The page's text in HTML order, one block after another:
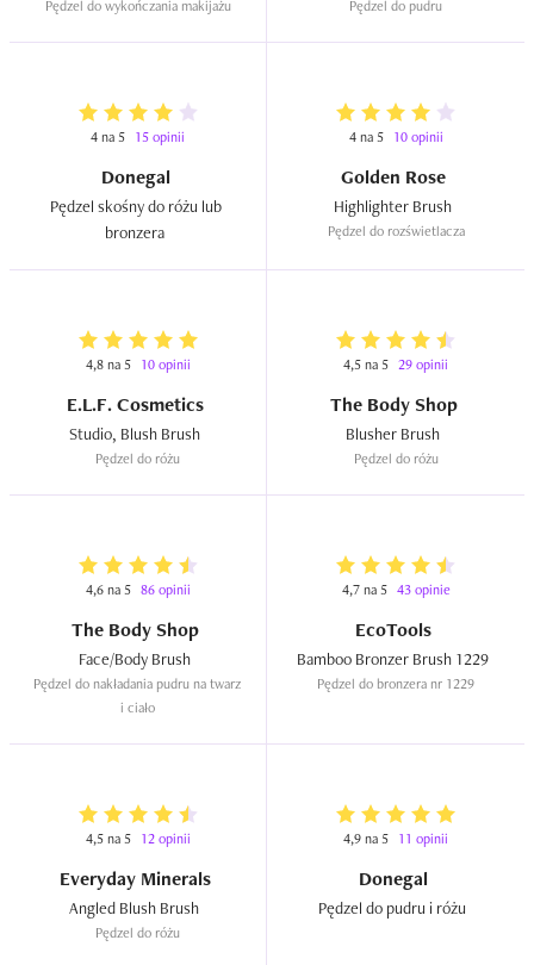
krechy pod policzkiem. Po prostu  delikatne ale widoczne
zaznaczenie konturu!
Ja go uwielbiam!!!!
Pędzel do wykończania makijażu Pędzel do pudru
4 na 5 15 opinii
Donegal
Pędzel skośny do różu lub
4 na 5 10 opinii
Golden Rose
Pędzel do rozświetlacza
4,8 na 5 10 opinii
E.L.F. Cosmetics
Pędzel do różu
4,5 na 5 29 opinii
The Body Shop
Pędzel do różu
4,6 na 5 86 opinii
The Body Shop
Pędzel do nakładania pudru na twarz
i ciało
4,7 na 5 43 opinie
EcoTools
Pędzel do bronzera nr 1229
4,5 na 5 12 opinii
Everyday Minerals
Pędzel do różu
4,9 na 5 11 opinii
Donegal